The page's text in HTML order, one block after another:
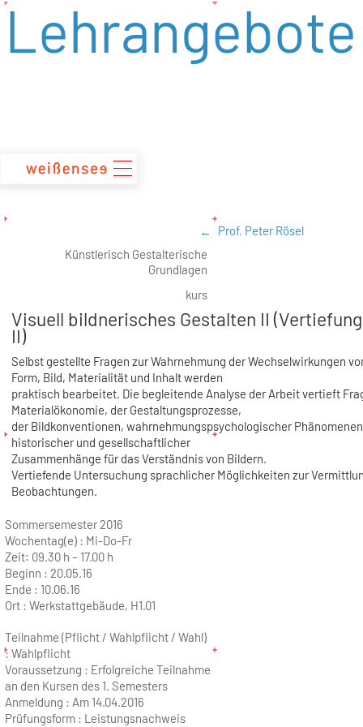
zumLehrangebote
Prof. Peter Rösel
Künstlerisch Gestalterische
Grundlagen
kurs
Visuell bildnerisches Gestalten II
II)
Selbst gestellte Fragen zur Wahrnehmung der Wechselwirkungen
Form, Bild, Materialität und Inhalt werden
praktisch bearbeitet. Die begleitende Analyse der Arbeit vertieft
Materialökonomie, der Gestaltungsprozesse,
der Bildkonventionen, wahrnehmungspsychologischer
historischer und gesellschaftlicher
Zusammenhänge für das Verständnis von Bildern.
Vertiefende Untersuchung sprachlicher Möglichkeiten zur
Beobachtungen.
Sommersemester 2016
Wochentag(e) : Mi-Do-Fr
Zeit: 09.30 h – 17.00 h
Beginn : 20.05.16
Ende : 10.06.16
Ort : Werkstattgebäude, H1.01
Teilnahme (Pflicht / Wahlpflicht / Wahl)
: Wahlpflicht
Voraussetzung : Erfolgreiche Teilnahme
an den Kursen des 1. Semesters
Anmeldung : Am 14.04.2016
Prüfungsform : Leistungsnachweis